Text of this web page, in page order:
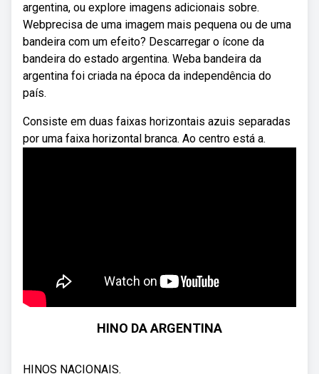
argentina, ou explore imagens adicionais sobre.
Webprecisa de uma imagem mais pequena ou de uma
bandeira com um efeito? Descarregar o ícone da
bandeira do estado argentina. Weba bandeira da
argentina foi criada na época da independência do
país.
Consiste em duas faixas horizontais azuis separadas
por uma faixa horizontal branca. Ao centro está a.
HINO DA ARGENTINA
HINOS NACIONAIS.